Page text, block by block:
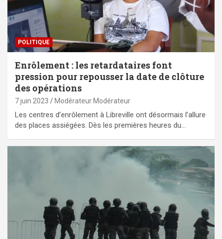
POLITIQUE
Enrôlement : les retardataires font
pression pour repousser la date de clôture
des opérations
7 juin 2023 Modérateur Modérateur
Les centres d’enrôlement à Libreville ont désormais l’allure
des places assiégées. Dès les premières heures du…